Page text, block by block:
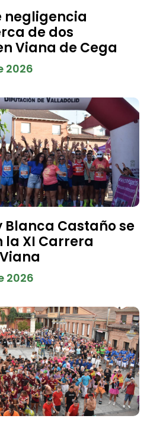
negligencia
de dos
Viana de Cega
2026
Blanca Castaño se
la XI Carrera
2026